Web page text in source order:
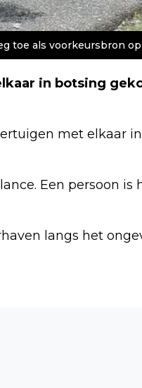
toe als voorkeursbron
in botsing
met elkaar
Een persoon is
langs het
77-JARIGE